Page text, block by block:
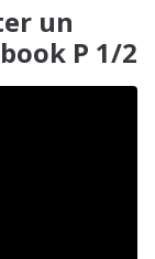
un
P 1/2